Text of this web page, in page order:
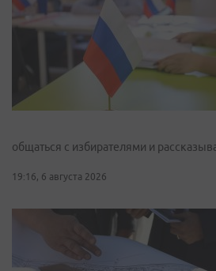
общаться с избирателями и
19:16, 6 августа 2026